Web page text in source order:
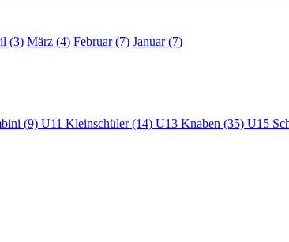
(3) März (4) Februar (7) Januar (7)
(9) U11 Kleinschüler (14) U13 Knaben (35) U15